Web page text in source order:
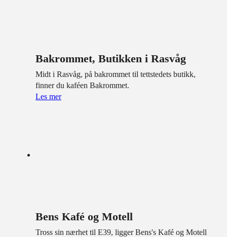
Bakrommet, Butikken i Rasvåg
Midt i Rasvåg, på bakrommet til tettstedets butikk,
finner du kaféen Bakrommet.
Les mer
Bens Kafé og Motell
Tross sin nærhet til E39, ligger Bens's Kafé og Motell